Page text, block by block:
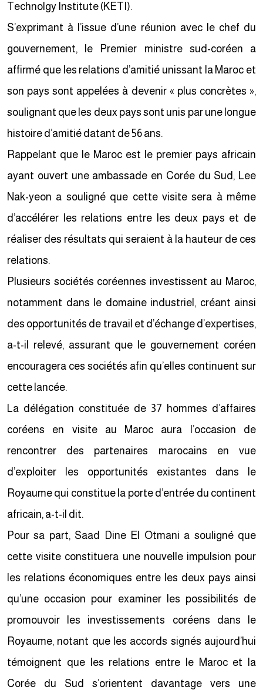
Technolgy Institute (KETI).
S’exprimant à l’issue d’une réunion avec le chef du
gouvernement, le Premier ministre sud-coréen a
affirmé que les relations d’amitié unissant la Maroc et
son pays sont appelées à devenir « plus concrètes »,
soulignant que les deux pays sont unis par une longue
histoire d’amitié datant de 56 ans.
Rappelant que le Maroc est le premier pays africain
ayant ouvert une ambassade en Corée du Sud, Lee
Nak-yeon a souligné que cette visite sera à même
d’accélérer les relations entre les deux pays et de
réaliser des résultats qui seraient à la hauteur de ces
relations.
Plusieurs sociétés coréennes investissent au Maroc,
notamment dans le domaine industriel, créant ainsi
des opportunités de travail et d’échange d’expertises,
a-t-il relevé, assurant que le gouvernement coréen
encouragera ces sociétés afin qu’elles continuent sur
cette lancée.
La délégation constituée de 37 hommes d’affaires
coréens en visite au Maroc aura l’occasion de
rencontrer des partenaires marocains en vue
d’exploiter les opportunités existantes dans le
Royaume qui constitue la porte d’entrée du continent
africain, a-t-il dit.
Pour sa part, Saad Dine El Otmani a souligné que
cette visite constituera une nouvelle impulsion pour
les relations économiques entre les deux pays ainsi
qu’une occasion pour examiner les possibilités de
promouvoir les investissements coréens dans le
Royaume, notant que les accords signés aujourd’hui
témoignent que les relations entre le Maroc et la
Corée du Sud s’orientent davantage vers une